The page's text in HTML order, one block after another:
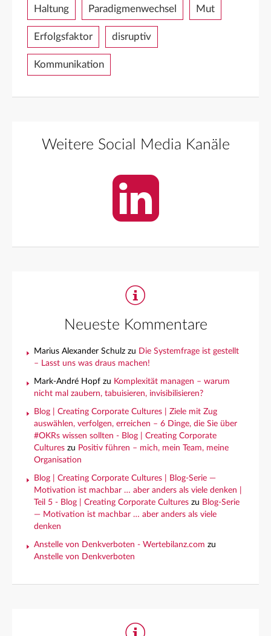
Haltung Paradigmenwechsel Mut
Erfolgsfaktor disruptiv
Kommunikation
Weitere Social Media Kanäle
Neueste Kommentare
Marius Alexander Schulz zu Die Systemfrage ist gestellt
– Lasst uns was draus machen!
Mark-André Hopf zu Komplexität managen – warum
nicht mal zaubern, tabuisieren, invisibilisieren?
Blog | Creating Corporate Cultures | Ziele mit Zug
auswählen, verfolgen, erreichen – 6 Dinge, die Sie über
#OKRs wissen sollten - Blog | Creating Corporate
Cultures zu Positiv führen – mich, mein Team, meine
Organisation
Blog | Creating Corporate Cultures | Blog-Serie —
Motivation ist machbar … aber anders als viele denken |
Teil 5 - Blog | Creating Corporate Cultures zu Blog-Serie
— Motivation ist machbar … aber anders als viele
denken
Anstelle von Denkverboten - Wertebilanz.com zu
Anstelle von Denkverboten